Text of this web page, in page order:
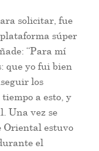
solicitar, fue
súper
“Para mí
que yo fui bien
los
a esto, y
Una vez se
Oriental estuvo
el